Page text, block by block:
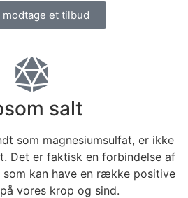
et tilbud
salt
som magnesiumsulfat, er ikke
Det er faktisk en forbindelse af
som kan have en række positive
vores krop og sind.